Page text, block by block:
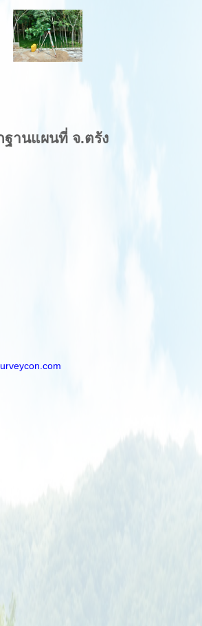
ฐานแผนที่ จ.ตรัง